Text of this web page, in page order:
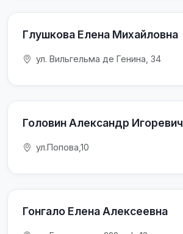
Глушкова Елена Михайловна
ул. Вильгельма де Генина, 34
Головин Александр Игоревич
ул.Попова,10
Гонгало Елена Алексеевна